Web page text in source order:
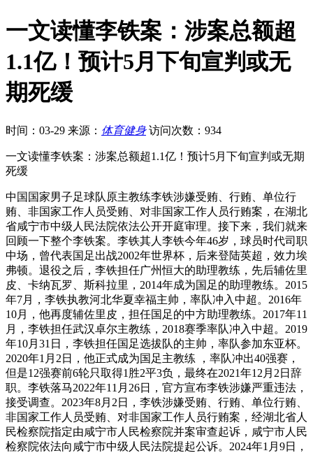
一文读懂李铁案：涉案总额超
1.1亿！预计5月下旬宣判或无
期死缓
时间：03-29 来源： 体育健身 访问次数：934
一文读懂李铁案：涉案总额超1.1亿！预计5月下旬宣判或无期
死缓
中国国家男子足球队原主教练李铁涉嫌受贿、行贿、单位行
贿、非国家工作人员受贿、对非国家工作人员行贿案，在湖北
省咸宁市中级人民法院依法公开开庭审理。接下来，我们就来
回顾一下整个李铁案。李铁其人李铁今年46岁，球员时代司职
中场，曾代表国足出战2002年世界杯，后来登陆英超，效力埃
弗顿。退役之后，李铁担任广州恒大的助理教练，先后辅佐里
皮、卡纳瓦罗、斯科拉里，2014年成为国足的助理教练。2015
年7月，李铁执教河北华夏幸福主帅，率队冲入中超。2016年
10月，他再度辅佐里皮，担任国足的中方助理教练。2017年11
月，李铁担任武汉卓尔主教练，2018赛季率队冲入中超。2019
年10月31日，李铁担任国足选拔队的主帅，率队参加东亚杯。
2020年1月2日，他正式成为国足主教练 ，率队冲出40强赛，
但是12强赛前6轮只取得1胜2平3负，最终在2021年12月2日辞
职。李铁落马2022年11月26日，官方宣布李铁涉嫌严重违法，
接受调查。2023年8月2日，李铁涉嫌受贿、行贿、单位行贿、
非国家工作人员受贿、对非国家工作人员行贿案，经湖北省人
民检察院指定由咸宁市人民检察院并案审查起诉，咸宁市人民
检察院依法向咸宁市中级人民法院提起公诉。2024年1月9日，